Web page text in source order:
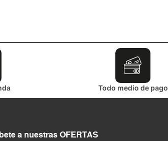
Todo medio de pago
a nuestras OFERTAS